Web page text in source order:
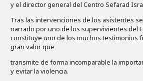
y el director general del Centro Sefarad
Tras las intervenciones de los asistentes
narrado por uno de los supervivientes del
constituye uno de los muchos testimonios
gran valor que
transmite de forma incomparable la
y evitar la violencia.